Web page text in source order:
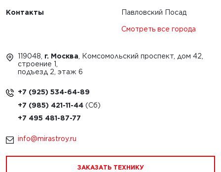
Контакты Павловский Посад
Смотреть все города
119048, г. Москва , Комсомольский проспект, дом 42,
строение 1,
подъезд 2, этаж 6
+7 (925) 534-64-89
+7 (985) 421-11-44
+7 495 481-87-77
info@mirastroy.ru
ЗАКАЗАТЬ ТЕХНИКУ